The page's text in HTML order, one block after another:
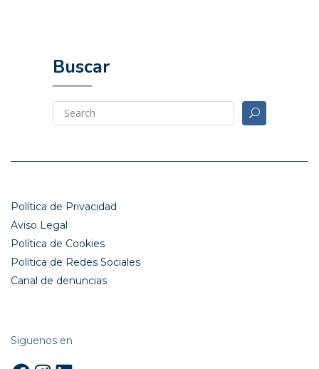
Buscar
Política de Privacidad
Aviso Legal
Política de Cookies
Política de Redes Sociales
Canal de denuncias
Siguenos en